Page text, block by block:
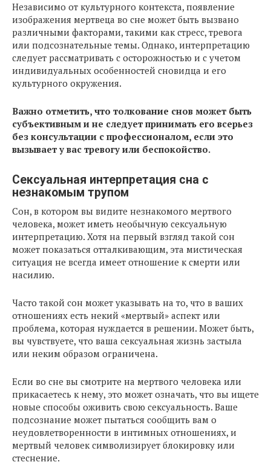
Независимо от культурного контекста, появление
изображения мертвеца во сне может быть вызвано
различными факторами, такими как стресс, тревога
или подсознательные темы. Однако, интерпретацию
следует рассматривать с осторожностью и с учетом
индивидуальных особенностей сновидца и его
культурного окружения.
Важно отметить, что толкование снов может быть
субъективным и не следует принимать его всерьез
без консультации с профессионалом, если это
вызывает у вас тревогу или беспокойство.
Сексуальная интерпретация сна с
незнакомым трупом
Сон, в котором вы видите незнакомого мертвого
человека, может иметь необычную сексуальную
интерпретацию. Хотя на первый взгляд такой сон
может показаться отталкивающим, эта мистическая
ситуация не всегда имеет отношение к смерти или
насилию.
Часто такой сон может указывать на то, что в ваших
отношениях есть некий «мертвый» аспект или
проблема, которая нуждается в решении. Может быть,
вы чувствуете, что ваша сексуальная жизнь застыла
или неким образом ограничена.
Если во сне вы смотрите на мертвого человека или
прикасаетесь к нему, это может означать, что вы ищете
новые способы оживить свою сексуальность. Ваше
подсознание может пытаться сообщить вам о
неудовлетворенности в интимных отношениях, и
мертвый человек символизирует блокировку или
стеснение.